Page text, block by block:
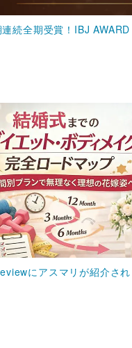
続全期受賞！IBJ
にアスマリが紹介され